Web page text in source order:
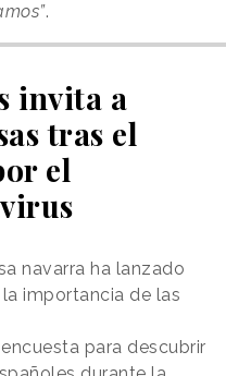
.
invita a
tras el
el
navarra ha lanzado
importancia de las
para descubrir